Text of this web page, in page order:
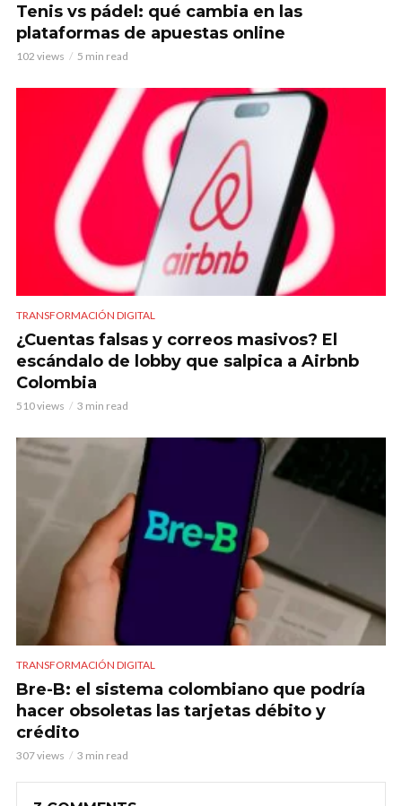
Tenis vs pádel: qué cambia en las
plataformas de apuestas online
102 views 5 min read
TRANSFORMACIÓN DIGITAL
¿Cuentas falsas y correos masivos? El
escándalo de lobby que salpica a Airbnb
Colombia
510 views 3 min read
TRANSFORMACIÓN DIGITAL
Bre-B: el sistema colombiano que podría
hacer obsoletas las tarjetas débito y
crédito
307 views 3 min read